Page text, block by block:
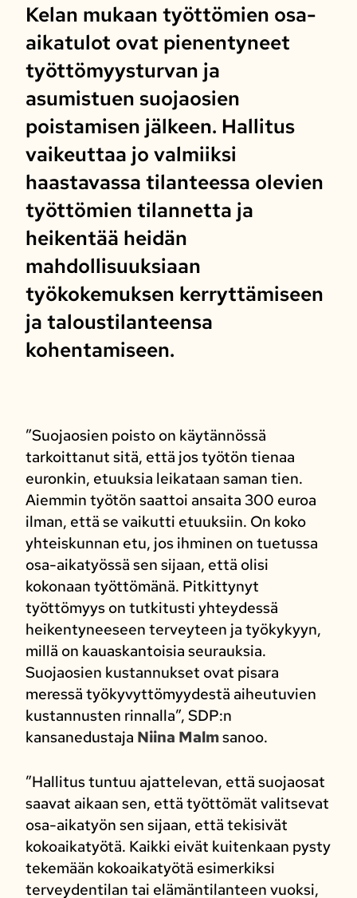
Kelan mukaan työttömien osa-
aikatulot ovat pienentyneet
työttömyysturvan ja
asumistuen suojaosien
poistamisen jälkeen. Hallitus
vaikeuttaa jo valmiiksi
haastavassa tilanteessa olevien
työttömien tilannetta ja
heikentää heidän
mahdollisuuksiaan
työkokemuksen kerryttämiseen
ja taloustilanteensa
kohentamiseen.
”Suojaosien poisto on käytännössä
tarkoittanut sitä, että jos työtön tienaa
euronkin, etuuksia leikataan saman tien.
Aiemmin työtön saattoi ansaita 300 euroa
ilman, että se vaikutti etuuksiin. On koko
yhteiskunnan etu, jos ihminen on tuetussa
osa-aikatyössä sen sijaan, että olisi
kokonaan työttömänä. Pitkittynyt
työttömyys on tutkitusti yhteydessä
heikentyneeseen terveyteen ja työkykyyn,
millä on kauaskantoisia seurauksia.
Suojaosien kustannukset ovat pisara
meressä työkyvyttömyydestä aiheutuvien
kustannusten rinnalla”, SDP:n
kansanedustaja Niina Malmsanoo.
”Hallitus tuntuu ajattelevan, että suojaosat
saavat aikaan sen, että työttömät valitsevat
osa-aikatyön sen sijaan, että tekisivät
kokoaikatyötä. Kaikki eivät kuitenkaan pysty
tekemään kokoaikatyötä esimerkiksi
terveydentilan tai elämäntilanteen vuoksi,